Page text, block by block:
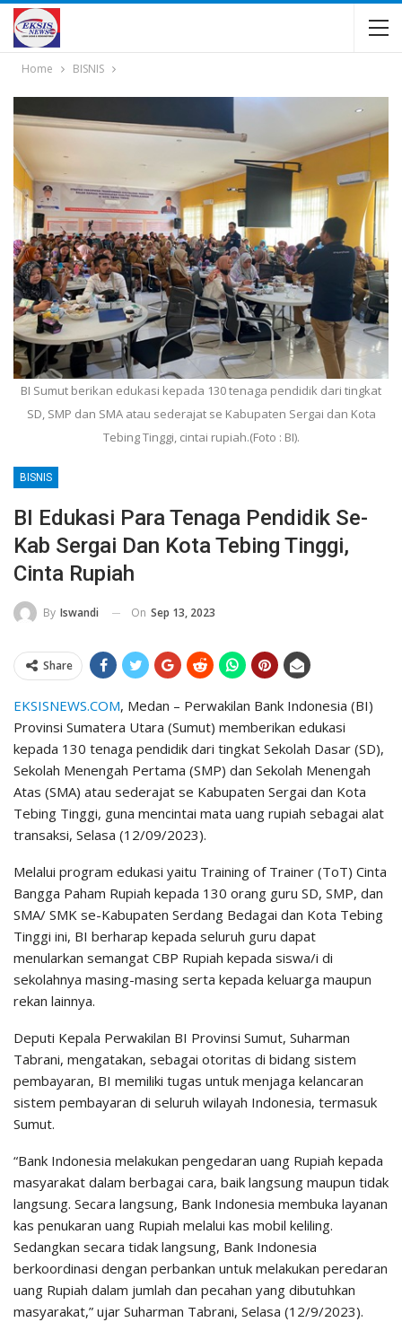
Home BISNIS
BI Sumut berikan edukasi kepada 130 tenaga pendidik dari tingkat
SD, SMP dan SMA atau sederajat se Kabupaten Sergai dan Kota
Tebing Tinggi, cintai rupiah.(Foto : BI).
BISNIS
BI Edukasi Para Tenaga Pendidik Se-
Kab Sergai Dan Kota Tebing Tinggi,
Cinta Rupiah
By Iswandi On Sep 13, 2023
Share
EKSISNEWS.COM, Medan – Perwakilan Bank Indonesia (BI)
Provinsi Sumatera Utara (Sumut) memberikan edukasi
kepada 130 tenaga pendidik dari tingkat Sekolah Dasar (SD),
Sekolah Menengah Pertama (SMP) dan Sekolah Menengah
Atas (SMA) atau sederajat se Kabupaten Sergai dan Kota
Tebing Tinggi, guna mencintai mata uang rupiah sebagai alat
transaksi, Selasa (12/09/2023).
Melalui program edukasi yaitu Training of Trainer (ToT) Cinta
Bangga Paham Rupiah kepada 130 orang guru SD, SMP, dan
SMA/ SMK se-Kabupaten Serdang Bedagai dan Kota Tebing
Tinggi ini, BI berharap kepada seluruh guru dapat
menularkan semangat CBP Rupiah kepada siswa/i di
sekolahnya masing-masing serta kepada keluarga maupun
rekan lainnya.
Deputi Kepala Perwakilan BI Provinsi Sumut, Suharman
Tabrani, mengatakan, sebagai otoritas di bidang sistem
pembayaran, BI memiliki tugas untuk menjaga kelancaran
sistem pembayaran di seluruh wilayah Indonesia, termasuk
Sumut.
“Bank Indonesia melakukan pengedaran uang Rupiah kepada
masyarakat dalam berbagai cara, baik langsung maupun tidak
langsung. Secara langsung, Bank Indonesia membuka layanan
kas penukaran uang Rupiah melalui kas mobil keliling.
Sedangkan secara tidak langsung, Bank Indonesia
berkoordinasi dengan perbankan untuk melakukan peredaran
uang Rupiah dalam jumlah dan pecahan yang dibutuhkan
masyarakat,” ujar Suharman Tabrani, Selasa (12/9/2023).